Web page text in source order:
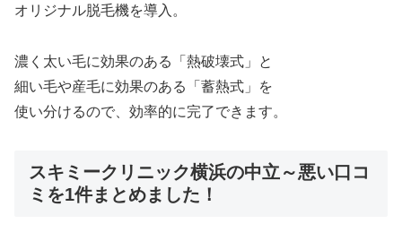
オリジナル脱毛機を導入。
濃く太い毛に効果のある「熱破壊式」と
細い毛や産毛に効果のある「蓄熱式」を
使い分けるので、効率的に完了できます。
スキミークリニック横浜の中立～悪い口コ
ミを1件まとめました！